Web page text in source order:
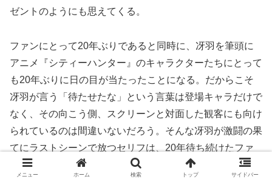
ゼントのようにも思えてくる。
ファンにとって20年ぶりであると同時に、冴羽を筆頭に
アニメ『シティーハンター』のキャラクターたちにとって
も20年ぶりに日の目が当たったことになる。だからこそ
冴羽が言う「待たせたな」という言葉は登場キャラだけで
なく、その向こう側、スクリーンと対面した観客にも向け
られているのは間違いないだろう。そんな冴羽が激闘の果
てにラストシーンで放つセリフは、20年待ち続けたファ
ンにとっても「その一言が聞きたかった！」と手を叩きた
メニュー ホーム 検索 トップ サイドバー